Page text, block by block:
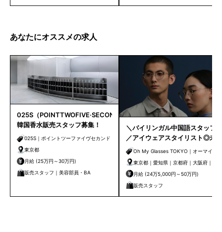
あなたにオススメの求人
025S（POINTTWOFIVE·SECOND）
韓国香水販売スタッフ募集！
025S｜ポイントツーファイヴセカンド
東京都
月給 (25万円～30万円)
販売スタッフ｜美容部員・BA
＼バイリンガル中国語スタッフ
／アイウェアスタイリスト◎未
経験歓迎
Oh My Glasses TOKYO｜オーマイグ
ラス
東京都｜愛知県｜京都府｜大阪府｜兵
庫県｜福岡県
月給 (24万5,000円～50万円)
販売スタッフ